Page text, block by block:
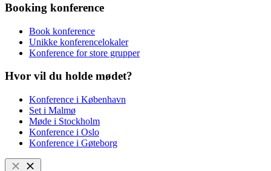
Booking konference
Book konference
Unikke konferencelokaler
Konference for store grupper
Hvor vil du holde mødet?
Konference i København
Set i Malmø
Møde i Stockholm
Konference i Oslo
Konference i Gøteborg